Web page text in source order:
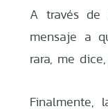
A través de
mensaje a
rara, me